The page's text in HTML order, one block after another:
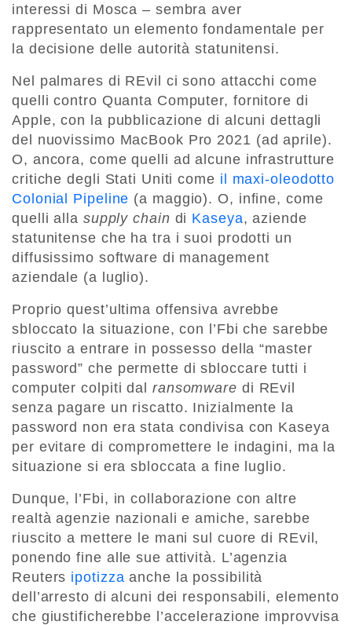
interessi di Mosca – sembra aver
rappresentato un elemento fondamentale per
la decisione delle autorità statunitensi.
Nel palmares di REvil ci sono attacchi come
quelli contro Quanta Computer, fornitore di
Apple, con la pubblicazione di alcuni dettagli
del nuovissimo MacBook Pro 2021 (ad aprile).
O, ancora, come quelli ad alcune infrastrutture
critiche degli Stati Uniti come il maxi-oleodotto
Colonial Pipeline (a maggio). O, infine, come
quelli alla supply chain di Kaseya, aziende
statunitense che ha tra i suoi prodotti un
diffusissimo software di management
aziendale (a luglio).
Proprio quest’ultima offensiva avrebbe
sbloccato la situazione, con l’Fbi che sarebbe
riuscito a entrare in possesso della “master
password” che permette di sbloccare tutti i
computer colpiti dal ransomware di REvil
senza pagare un riscatto. Inizialmente la
password non era stata condivisa con Kaseya
per evitare di compromettere le indagini, ma la
situazione si era sbloccata a fine luglio.
Dunque, l’Fbi, in collaborazione con altre
realtà agenzie nazionali e amiche, sarebbe
riuscito a mettere le mani sul cuore di REvil,
ponendo fine alle sue attività. L’agenzia
Reuters ipotizza anche la possibilità
dell’arresto di alcuni dei responsabili, elemento
che giustificherebbe l’accelerazione improvvisa